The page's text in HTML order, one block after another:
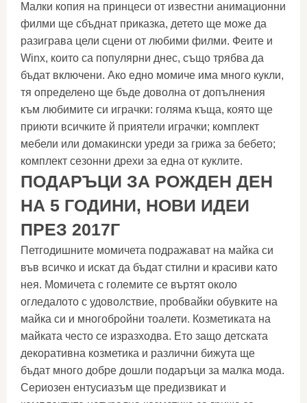
Малки копия на принцеси от известни анимационни
филми ще сбъднат приказка, детето ще може да
разиграва цели сцени от любими филми. Феите и
Winx, които са популярни днес, също трябва да
бъдат включени. Ако едно момиче има много кукли,
тя определено ще бъде доволна от допълнения
към любимите си играчки: голяма къща, която ще
приюти всичките й приятели играчки; комплект
мебели или домакински уреди за грижа за бебето;
комплект сезонни дрехи за една от куклите.
ПОДАРЪЦИ ЗА РОЖДЕН ДЕН
НА 5 ГОДИНИ, НОВИ ИДЕИ
ПРЕЗ 2017Г
Петгодишните момичета подражават на майка си
във всичко и искат да бъдат стилни и красиви като
нея. Момичета с големите се въртят около
огледалото с удоволствие, пробвайки обувките на
майка си и многобройни тоалети. Козметиката на
майката често се изразходва. Ето защо детската
декоративна козметика и различни бижута ще
бъдат много добре дошли подаръци за малка мода.
Сериозен ентусиазъм ще предизвикат и